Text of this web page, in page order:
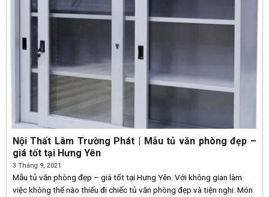
Nội Thất Lâm Trường Phát | Mẫu tủ văn phòng đẹp –
giá tốt tại Hưng Yên
3 Tháng 9, 2021
Mẫu tủ văn phòng đẹp – giá tốt tại Hưng Yên. Với không gian làm
việc không thể nào thiếu đi chiếc tủ văn phòng đẹp và tiện nghi. Món